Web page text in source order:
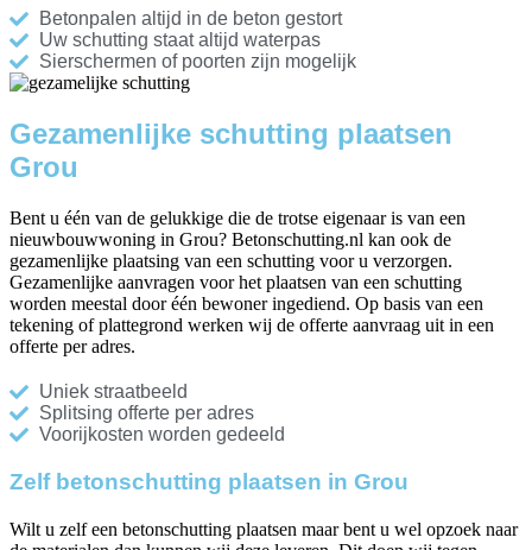
Betonpalen altijd in de beton gestort
Uw schutting staat altijd waterpas
Sierschermen of poorten zijn mogelijk
Gezamenlijke schutting plaatsen
Grou
Bent u één van de gelukkige die de trotse eigenaar is van een
nieuwbouwwoning in Grou? Betonschutting.nl kan ook de
gezamenlijke plaatsing van een schutting voor u verzorgen.
Gezamenlijke aanvragen voor het plaatsen van een schutting
worden meestal door één bewoner ingediend. Op basis van een
tekening of plattegrond werken wij de offerte aanvraag uit in een
offerte per adres.
Uniek straatbeeld
Splitsing offerte per adres
Voorijkosten worden gedeeld
Zelf betonschutting plaatsen in Grou
Wilt u zelf een betonschutting plaatsen maar bent u wel opzoek naar